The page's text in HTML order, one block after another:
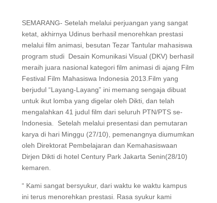
SEMARANG- Setelah melalui perjuangan yang sangat
ketat, akhirnya Udinus berhasil menorehkan prestasi
melalui film animasi, besutan Tezar Tantular mahasiswa
program studi Desain Komunikasi Visual (DKV) berhasil
meraih juara nasional kategori film animasi di ajang Film
Festival Film Mahasiswa Indonesia 2013.Film yang
berjudul “Layang-Layang” ini memang sengaja dibuat
untuk ikut lomba yang digelar oleh Dikti, dan telah
mengalahkan 41 judul film dari seluruh PTN/PTS se-
Indonesia. Setelah melalui presentasi dan pemutaran
karya di hari Minggu (27/10), pemenangnya diumumkan
oleh Direktorat Pembelajaran dan Kemahasiswaan
Dirjen Dikti di hotel Century Park Jakarta Senin(28/10)
kemaren.
“ Kami sangat bersyukur, dari waktu ke waktu kampus
ini terus menorehkan prestasi. Rasa syukur kami